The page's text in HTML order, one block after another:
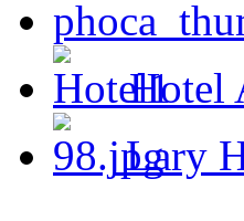
Hotel
Lary